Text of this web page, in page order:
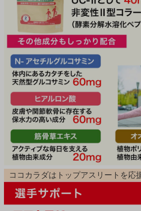
ココカラダはトップアスリートを応